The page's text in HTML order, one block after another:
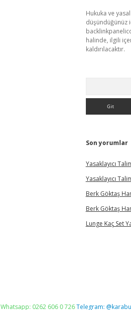
Hukuka ve
düşündüğünüz
halinde, ilgili
kaldırılacaktır.
Son yorumlar
Yasaklayıcı
Yasaklayıcı
Berk Göktaş
Berk Göktaş
Lunge Kaç Set
Whatsapp: 0262 606 0 726Telegram: